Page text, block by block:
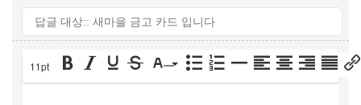
11pt